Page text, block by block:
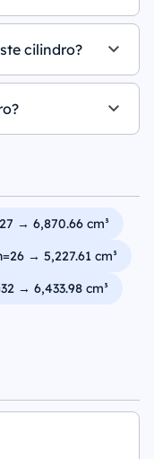
cilindro?
→ 6,870.66 cm³
→ 5,227.61 cm³
→ 6,433.98 cm³